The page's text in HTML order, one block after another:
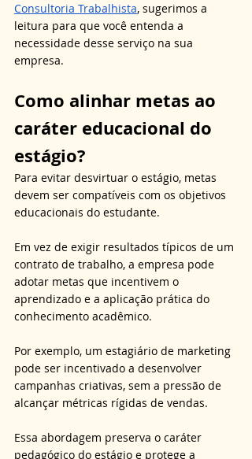
Consultoria Trabalhista, sugerimos a
leitura para que você entenda a
necessidade desse serviço na sua
empresa.
Como alinhar metas ao
caráter educacional do
estágio?
Para evitar desvirtuar o estágio, metas
devem ser compatíveis com os objetivos
educacionais do estudante.
Em vez de exigir resultados típicos de um
contrato de trabalho, a empresa pode
adotar metas que incentivem o
aprendizado e a aplicação prática do
conhecimento acadêmico.
Por exemplo, um estagiário de marketing
pode ser incentivado a desenvolver
campanhas criativas, sem a pressão de
alcançar métricas rígidas de vendas.
Essa abordagem preserva o caráter
pedagógico do estágio e protege a